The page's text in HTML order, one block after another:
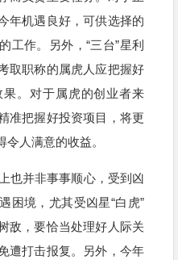
年机遇良好，可供选择的
工作。另外，“三台”星利
取职称的属虎人应把握好
。对于属虎的创业者来
准把握好投资项目，将更
人满意的收益。
也并非事事顺心，受到凶
困境，尤其受凶星“白虎”
敌，要恰当处理好人际关
遭打击报复。另外，今年